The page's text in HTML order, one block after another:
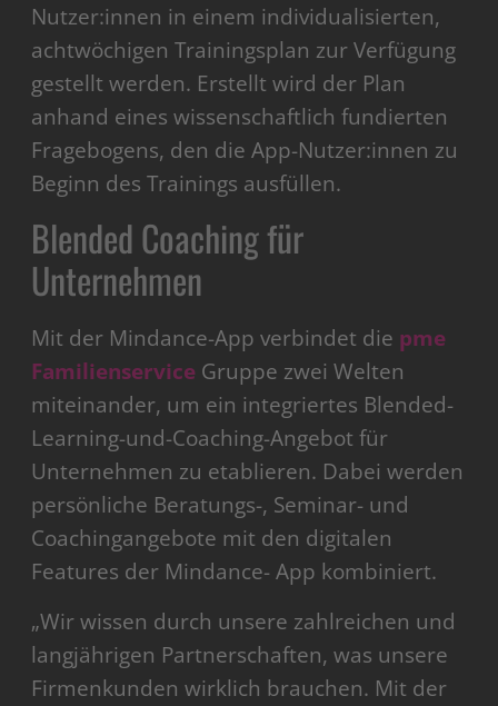
Nutzer:innen in einem individualisierten,
achtwöchigen Trainingsplan zur Verfügung
gestellt werden. Erstellt wird der Plan
anhand eines wissenschaftlich fundierten
Fragebogens, den die App-Nutzer:innen zu
Beginn des Trainings ausfüllen.
Blended Coaching für
Unternehmen
Mit der Mindance-App verbindet die pme
Familienservice Gruppe zwei Welten
miteinander, um ein integriertes Blended-
Learning-und-Coaching-Angebot für
Unternehmen zu etablieren. Dabei werden
persönliche Beratungs-, Seminar- und
Coachingangebote mit den digitalen
Features der Mindance- App kombiniert.
„Wir wissen durch unsere zahlreichen und
langjährigen Partnerschaften, was unsere
Firmenkunden wirklich brauchen. Mit der